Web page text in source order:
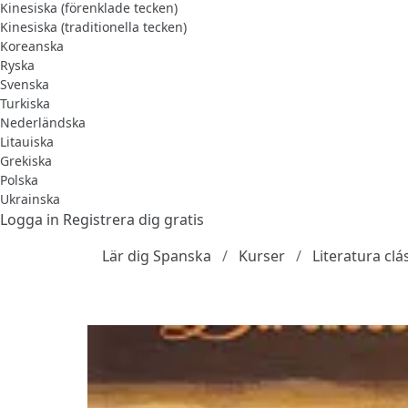
Kinesiska (förenklade tecken)
Kinesiska (traditionella tecken)
Koreanska
Ryska
Svenska
Turkiska
Nederländska
Litauiska
Grekiska
Polska
Ukrainska
Logga in Registrera dig gratis
Lär dig Spanska
Kurser Literatura